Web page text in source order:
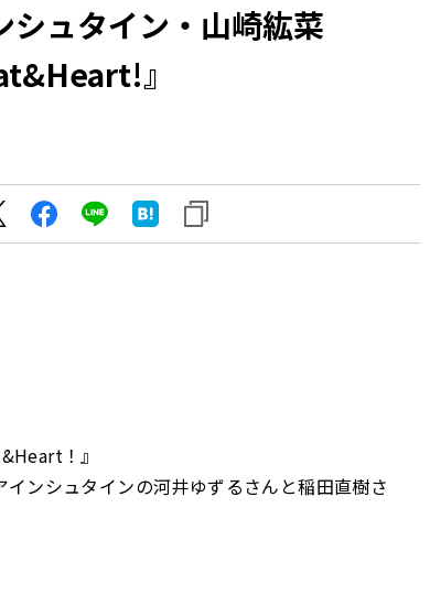
シュタイン・山崎紘菜
』
！』
ンシュタインの河井ゆずるさんと稲田直樹さ